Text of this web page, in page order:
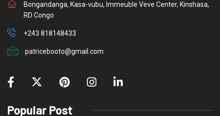
Bongandanga, Kasa-vubu, Immeuble Veve Center, Kinshasa,
RD Congo
+243 818148433
patricebooto@gmail.com
Popular Post